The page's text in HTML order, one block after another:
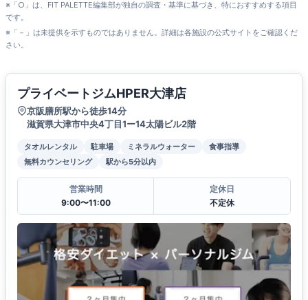
※「○」は、FIT PALETTE編集部が独自の調査・基準に基づき、特におすすめする項目
です。
※「－」は未提供を示すものではありません。詳細は各施設の公式サイトをご確認くだ
さい。
プライベートジムHPER大津店
京阪膳所駅から徒歩14分
滋賀県大津市中央4丁目1ー14太陽ビル2階
タオルレンタル 駐車場 ミネラルウォーター
食事指導
無料カウンセリング
駅から5分以内
営業時間
9:00〜11:00
定休日
不定休